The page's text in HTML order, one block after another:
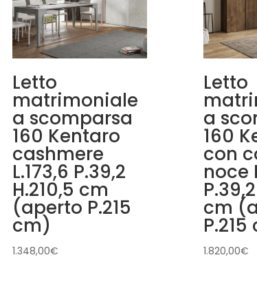
Letto
matrimoniale
a scomparsa
160 Kentaro
cashmere
L.173,6 P.39,2
H.210,5 cm
(aperto P.215
cm)
1.348,00€
Letto
a
160
con
noce
cm
1.820,00€